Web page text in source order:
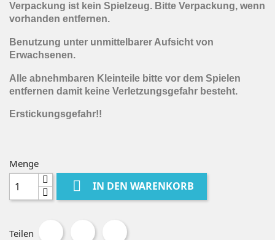
Verpackung ist kein Spielzeug. Bitte Verpackung, wenn
vorhanden entfernen.
Benutzung unter unmittelbarer Aufsicht von
Erwachsenen.
Alle abnehmbaren Kleinteile bitte vor dem Spielen
entfernen damit keine Verletzungsgefahr besteht.
Erstickungsgefahr!!
Menge
 IN DEN WARENKORB
Teilen